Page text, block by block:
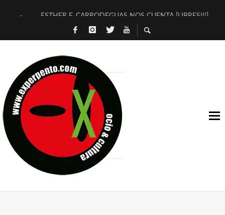
ESTHER F. CARRODEGUAS NOS CUENTA [LIBRES!!!]
[TERRA DE GUAPES] DE SANDRA MONFORT
TIMBRE 4, LA ESCUELA DEL DIRECTOR TEATRAL CLAUDIO
30 AÑOS (NO ES NADA) DE LA KATARSIS DEL TOMATAZO
MILITARES JUDÍAS EN #EXVITA
D’BALDOMEROS REINVENTAN [BITÁCORA 3.0] EN EXVITA
MARSHALL FLASH PRESENTA EN EXVITA [RELATIVA
JOFRE BARDAGÍ EN EXVITA INTERPRETANDO A SERRAT